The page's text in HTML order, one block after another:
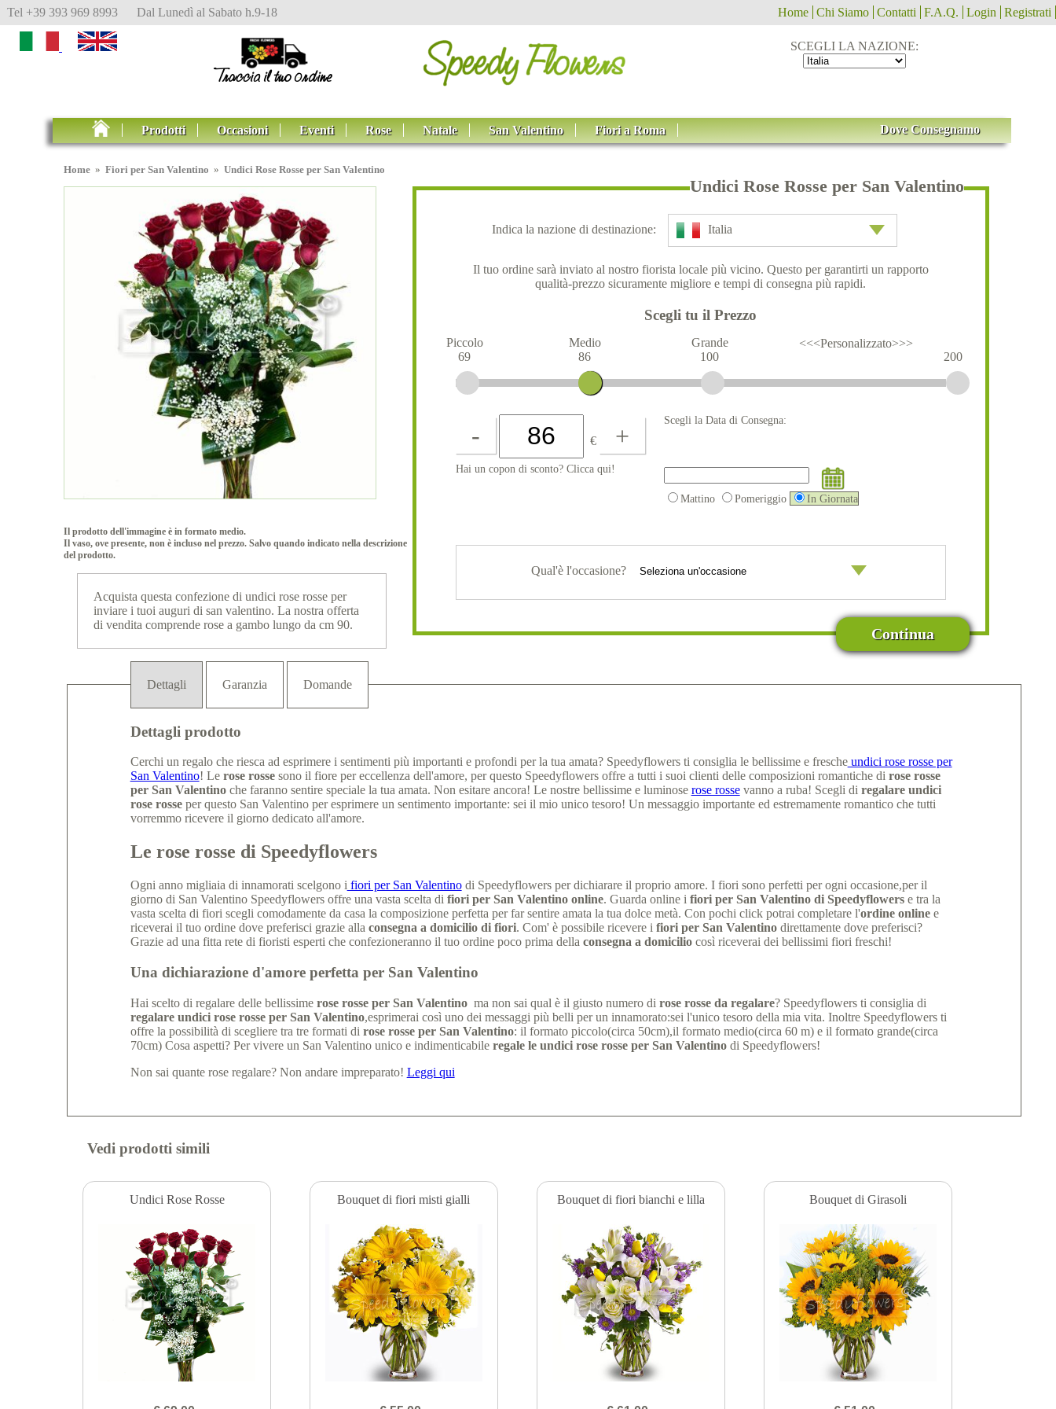
Tel +39 393 969 8993 Dal Lunedì al Sabato h.9-18 Home Chi Siamo Contatti F.A.Q. Login Registrati
SCEGLI LA NAZIONE:
Prodotti Occasioni Eventi Rose Natale San Valentino Fiori a Roma Dove Consegnamo
Home » Fiori per San Valentino » Undici Rose Rosse per San Valentino
Il prodotto dell'immagine è in formato medio.
Il vaso, ove presente, non è incluso nel prezzo. Salvo quando indicato nella descrizione
del prodotto.
Acquista questa confezione di undici rose rosse per
inviare i tuoi auguri di san valentino. La nostra offerta
di vendita comprende rose a gambo lungo da cm 90.
Undici Rose Rosse per San Valentino
Indica la nazione di destinazione: Italia
Il tuo ordine sarà inviato al nostro fiorista locale più vicino. Questo per garantirti un rapporto
qualità-prezzo sicuramente migliore e tempi di consegna più rapidi.
Scegli tu il Prezzo
Piccolo
69
Medio
86
Grande
100
<<<Personalizzato>>>
200
- € +
Hai un copon di sconto? Clicca qui!
Scegli la Data di Consegna:
Mattino Pomeriggio In Giornata
Qual'è l'occasione?
Continua
Dettagli Garanzia Domande
Dettagli prodotto
Cerchi un regalo che riesca ad esprimere i sentimenti più importanti e profondi per la tua amata? Speedyflowers ti consiglia le bellissime e frescheundici rose rosse per
San Valentino! Le rose rossesono il fiore per eccellenza dell'amore, per questo Speedyflowers offre a tutti i suoi clienti delle composizioni romantiche dirose rosse
per San Valentinoche faranno sentire speciale la tua amata. Non esitare ancora! Le nostre bellissime e luminose rose rossevanno a ruba! Scegli diregalare undici
rose rosseper questo San Valentino per esprimere un sentimento importante: sei il mio unico tesoro! Un messaggio importante ed estremamente romantico che tutti
vorremmo ricevere il giorno dedicato all'amore.
Le rose rosse di Speedyflowers
Ogni anno migliaia di innamorati scelgono i fiori per San Valentinodi Speedyflowers per dichiarare il proprio amore. I fiori sono perfetti per ogni occasione,per il
giorno di San Valentino Speedyflowers offre una vasta scelta di fiori per San Valentino online. Guarda online i fiori per San Valentino di Speedyflowerse tra la
vasta scelta di fiori scegli comodamente da casa la composizione perfetta per far sentire amata la tua dolce metà. Con pochi click potrai completare l'ordine onlinee
riceverai il tuo ordine dove preferisci grazie alla consegna a domicilio di fiori. Com' è possibile ricevere i fiori per San Valentinodirettamente dove preferisci?
Grazie ad una fitta rete di fioristi esperti che confezioneranno il tuo ordine poco prima della consegna a domiciliocosì riceverai dei bellissimi fiori freschi!
Una dichiarazione d'amore perfetta per San Valentino
Hai scelto di regalare delle bellissimerose rosse per San Valentinoma non sai qual è il giusto numero di rose rosse da regalare? Speedyflowers ti consiglia di
regalare undici rose rosse per San Valentino,esprimerai così uno dei messaggi più belli per un innamorato:sei l'unico tesoro della mia vita. Inoltre Speedyflowers ti
offre la possibilità di scegliere tra tre formati di rose rosse per San Valentino: il formato piccolo(circa 50cm),il formato medio(circa 60 m) e il formato grande(circa
70cm) Cosa aspetti? Per vivere un San Valentino unico e indimenticabile regale le undici rose rosse per San Valentinodi Speedyflowers!
Non sai quante rose regalare? Non andare impreparato! Leggi qui
Vedi prodotti simili
Undici Rose Rosse Bouquet di fiori misti gialli Bouquet di fiori bianchi e lilla Bouquet di Girasoli